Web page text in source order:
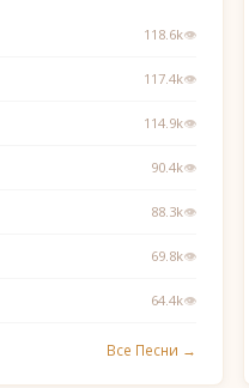
118.6k👁
117.4k👁
114.9k👁
90.4k👁
88.3k👁
69.8k👁
64.4k👁
Все Песни →